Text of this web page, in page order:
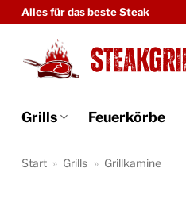
Zum
springen
Alles für das beste Steak
Grills Feuerkörbe
Start » Grills » Grillkamine